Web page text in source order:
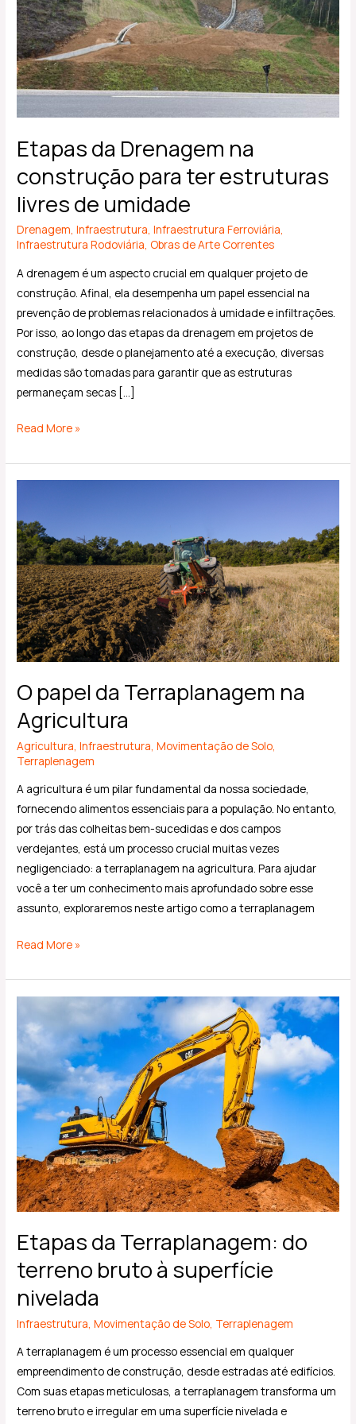
Etapas da Drenagem na
construção para ter estruturas
livres de umidade
Drenagem,Infraestrutura,Infraestrutura Ferroviária,
Infraestrutura Rodoviária, Obras de Arte Correntes
A drenagem é um aspecto crucial em qualquer projeto de
construção. Afinal, ela desempenha um papel essencial na
prevenção de problemas relacionados à umidade e infiltrações.
Por isso, ao longo das etapas da drenagem em projetos de
construção, desde o planejamento até a execução, diversas
medidas são tomadas para garantir que as estruturas
permaneçam secas […]
de
umidade
Read More »
O papel da Terraplanagem na
Agricultura
Agricultura ,Infraestrutura ,Movimentação de Solo
Terraplenagem
A agricultura é um pilar fundamental da nossa sociedade,
fornecendo alimentos essenciais para a população. No entanto,
por trás das colheitas bem-sucedidas e dos campos
verdejantes, está um processo crucial muitas vezes
negligenciado: a terraplanagem na agricultura. Para ajudar
você a ter um conhecimento mais aprofundado sobre esse
assunto, exploraremos neste artigo como a terraplanagem
da
Terraplanagem
na
Agricultura
Read More »
Etapas da Terraplanagem: do
terreno bruto à superfície
nivelada
Infraestrutura ,Movimentação de Solo Terraplenagem
A terraplanagem é um processo essencial em qualquer
empreendimento de construção, desde estradas até edifícios.
Com suas etapas meticulosas, a terraplanagem transforma um
terreno bruto e irregular em uma superfície nivelada e
da
Terraplanagem:
do
terreno
bruto
à
superfície
nivelada